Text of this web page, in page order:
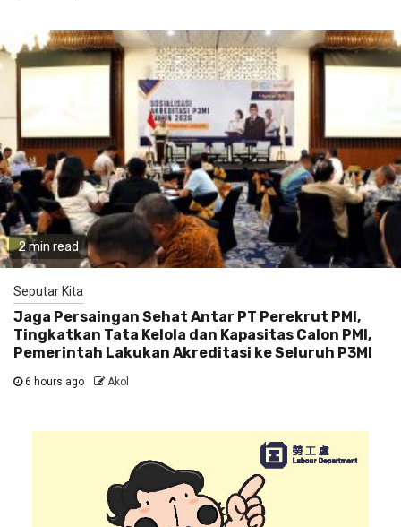
2 min read
Seputar Kita
Jaga Persaingan Sehat Antar PT Perekrut PMI,
Tingkatkan Tata Kelola dan Kapasitas Calon PMI,
Pemerintah Lakukan Akreditasi ke Seluruh P3MI
6 hours ago Akol